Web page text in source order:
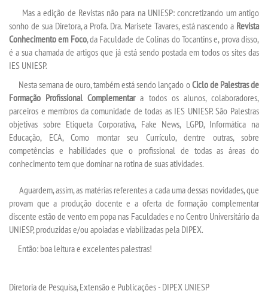
WEBMAIL
PORTAL DE ALUNOS
PORTAL DE PROFESSORES/ACADÊMICO
UNIESP
CONTATO
TRABALHE CONOSCO
OUVIDORIA
Mas a edição de Revistas não para na UNIESP: concretizando um antigo
sonho de sua Diretora, a Profa. Dra. Marisete Tavares, está nascendo a Revista
Conhecimento em Foco, da Faculdade de Colinas do Tocantins e, prova disso,
é a sua chamada de artigos que já está sendo postada em todos os sites das
IES UNIESP.
Nesta semana de ouro, também está sendo lançado oCiclo de Palestras de
Formação Profissional Complementara todos os alunos, colaboradores,
parceiros e membros da comunidade de todas as IES UNIESP. São Palestras
objetivas sobre Etiqueta Corporativa, Fake News, LGPD, Informática na
Educação, ECA, Como montar seu Currículo, dentre outras, sobre
competências e habilidades que o profissional de todas as áreas do
conhecimento tem que dominar na rotina de suas atividades.
Aguardem, assim, as matérias referentes a cada uma dessas novidades, que
provam que a produção docente e a oferta de formação complementar
discente estão de vento em popa nas Faculdades e no Centro Universitário da
UNIESP, produzidas e/ou apoiadas e viabilizadas pela DIPEX.
Então: boa leitura e excelentes palestras!
Diretoria de Pesquisa, Extensão e Publicações - DIPEX UNIESP